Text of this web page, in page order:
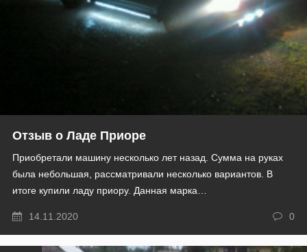
Отзыв о Ладе Приоре
Приобретали машину несколько лет назад. Сумма на руках
была небольшая, рассматривали несколько вариантов. В
итоге купили ладу приору. Данная марка…
14.11.2020 0